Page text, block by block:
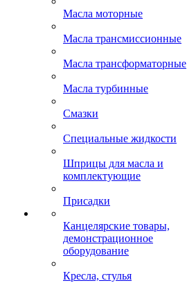
Масла моторные
Масла трансмиссионные
Масла трансформаторные
Масла турбинные
Смазки
Специальные жидкости
Шприцы для масла и
комплектующие
Присадки
Канцелярские товары,
демонстрационное
оборудование
Кресла, стулья